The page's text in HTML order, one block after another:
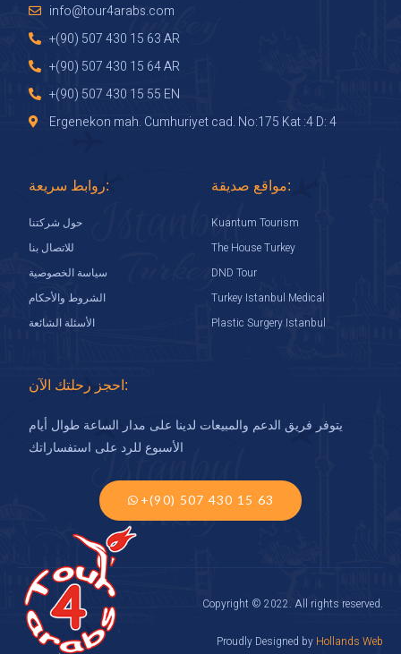
info@tour4arabs.com
+(90) 507 430 15 63 AR
+(90) 507 430 15 64 AR
+(90) 507 430 15 55 EN
Ergenekon mah. Cumhuriyet cad. No:175 Kat :4 D: 4
روابط سريعة:
حول شركتنا
للاتصال بنا
سياسة الخصوصية
الشروط والأحكام
الأسئلة الشائعة
مواقع صديقة:
Kuantum Tourism
The House Turkey
DND Tour
Turkey Istanbul Medical
Plastic Surgery Istanbul
احجز رحلتك الآن:
يتوفر فريق الدعم والمبيعات لدينا على مدار الساعة طوال أيام
الأسبوع للرد على استفساراتك
+(90) 507 430 15 63
Proudly Designed by Hollands Web
Copyright © 2022. All rights reserved.